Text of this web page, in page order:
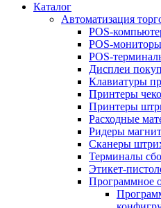
Каталог
Автоматизация
POS-
POS-мониторы
POS-
Дисплеи
Клавиатуры
Принтеры
Принтеры
Расходные
Ридеры
Сканеры
Терминалы
Этикет-
Программное